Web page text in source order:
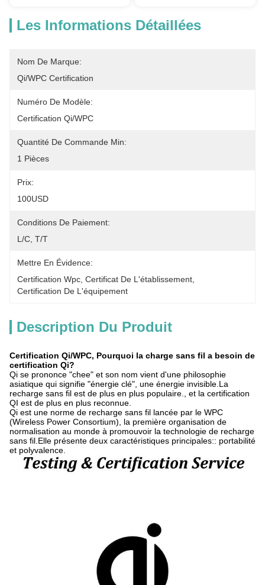
Les Informations Détaillées
Nom De Marque:
Qi/WPC Certification
Numéro De Modèle:
Certification Qi/WPC
Quantité De Commande Min:
1 Pièces
Prix:
100USD
Conditions De Paiement:
L/C, T/T
Mettre En Évidence:
Certification Wpc Certificat De L'établissement
Certification De L'équipement
Description Du Produit
Certification Qi/WPC, Pourquoi la charge sans fil a besoin de
certification Qi?
Qi se prononce "chee" et son nom vient d'une philosophie
asiatique qui signifie "énergie clé", une énergie invisible.La
recharge sans fil est de plus en plus populaire., et la certification
QI est de plus en plus reconnue.
Qi est une norme de recharge sans fil lancée par le WPC
(Wireless Power Consortium), la première organisation de
normalisation au monde à promouvoir la technologie de recharge
sans fil.Elle présente deux caractéristiques principales:: portabilité
et polyvalence.